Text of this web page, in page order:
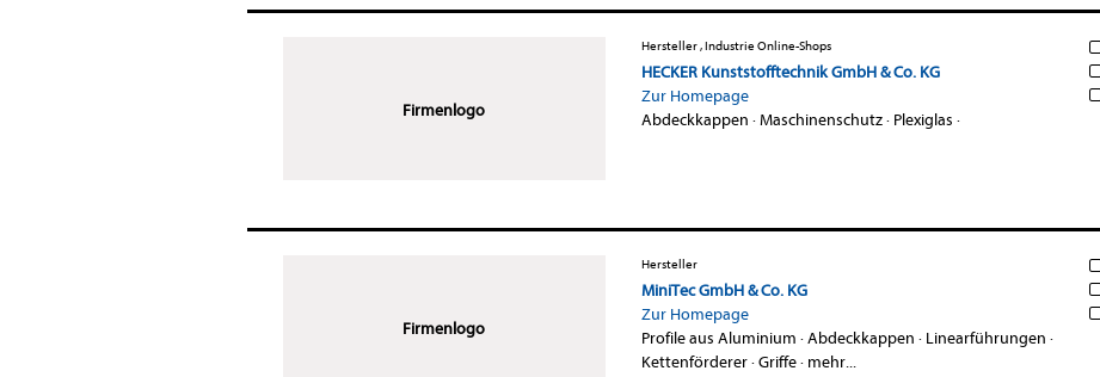
Firmenlogo
Hersteller , Industrie Online-Shops
HECKER Kunststofftechnik GmbH & Co. KG
Zur Homepage
Abdeckkappen ·Maschinenschutz· Plexiglas ·
Firmenlogo
Hersteller
MiniTec GmbH & Co. KG
Zur Homepage
Profile aus Aluminium ·Abdeckkappen · Linearführungen ·
Kettenförderer·Griffe· mehr...